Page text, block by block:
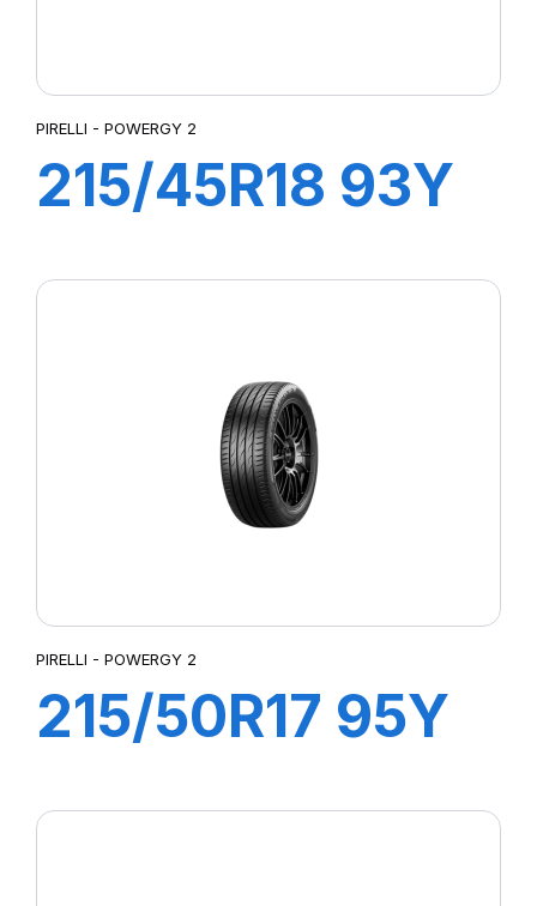
PIRELLI - POWERGY 2
215/45R18 93Y
PIRELLI - POWERGY 2
215/50R17 95Y